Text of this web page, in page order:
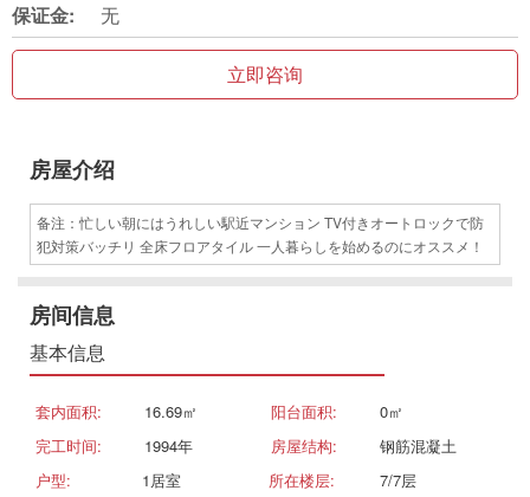
保证金:
无
立即咨询
房屋介绍
备注：忙しい朝にはうれしい駅近マンション TV付きオートロックで防
犯対策バッチリ 全床フロアタイル 一人暮らしを始めるのにオススメ！
房间信息
基本信息
套内面积: 16.69㎡ 阳台面积:
0㎡
完工时间:
1994年 房屋结构:
钢筋混凝土
户型:
1居室 所在楼层:
7/7层